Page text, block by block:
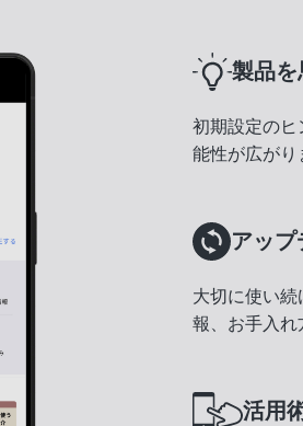
製品を
初期設定のヒ
能性が広がり
アップ
大切に使い
報、お手入れ
活用